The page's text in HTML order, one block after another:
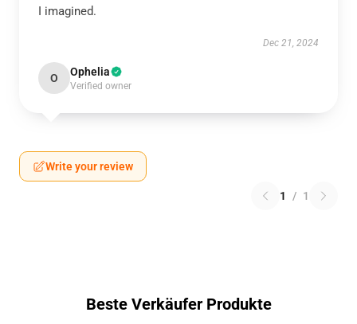
I imagined.
Dec 21, 2024
O Ophelia
Verified owner
Write your review
1 / 1
Beste Verkäufer Produkte